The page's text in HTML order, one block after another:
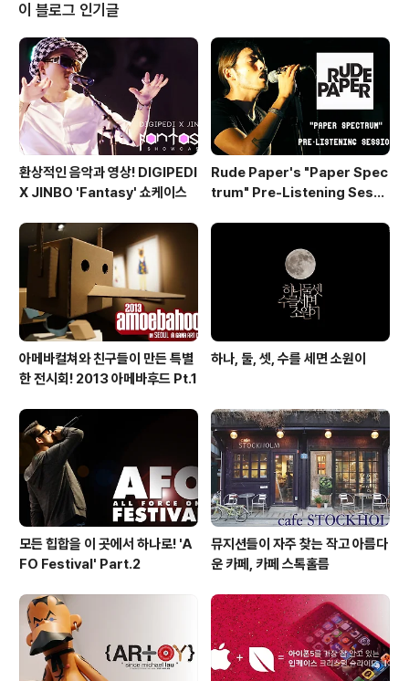
이 블로그 인기글
환상적인 음악과 영상! DIGIPEDI
X JINBO 'Fantasy' 쇼케이스
Rude Paper's "Paper Spec
trum" Pre-Listening Sessi
아메바컬쳐와 친구들이 만든 특별
한 전시회! 2013 아메바후드 Pt.1
하나, 둘, 셋, 수를 세면 소원이
모든 힙합을 이 곳에서 하나로! 'A
FO Festival' Part.2
뮤지션들이 자주 찾는 작고 아름다
운 카페, 카페 스톡홀름